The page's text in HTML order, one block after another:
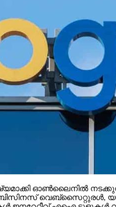
ഓണ്‍ലൈനില്‍ നടക്കുന്ന
വെബ്‌സൈറ്റുരള്‍,